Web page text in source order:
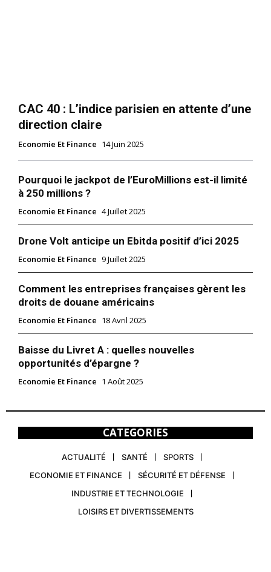
CAC 40 : L’indice parisien en attente d’une
direction claire
Economie Et Finance 14 Juin 2025
Pourquoi le jackpot de l’EuroMillions est-il limité
à 250 millions ?
Economie Et Finance 4 Juillet 2025
Drone Volt anticipe un Ebitda positif d’ici 2025
Economie Et Finance 9 Juillet 2025
Comment les entreprises françaises gèrent les
droits de douane américains
Economie Et Finance 18 Avril 2025
Baisse du Livret A : quelles nouvelles
opportunités d’épargne ?
Economie Et Finance 1 Août 2025
CATEGORIES
ACTUALITÉ SANTÉ
SPORTS
ECONOMIE ET FINANCE
SÉCURITÉ ET DÉFENSE
INDUSTRIE ET TECHNOLOGIE
LOISIRS ET DIVERTISSEMENTS